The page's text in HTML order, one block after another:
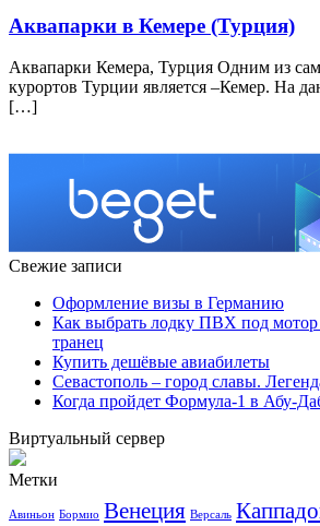
Аквапарки в Кемере (Турция)
Аквапарки Кемера, Турция Одним из
курортов Турции является –Кемер. На
[…]
Свежие записи
Оформление визы в Германию
Как выбрать лодку ПВХ под
транец
Купить дешёвые авиабилеты
Севастополь – город славы.
Когда пройдет Формула-1 в Абу-
Виртуальный сервер
Метки
Авиньон Бормио Венеция Версаль